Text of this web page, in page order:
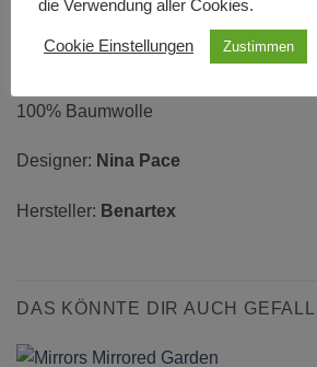
PRODUKTSICHERHEIT
100% Baumwolle
Designer: Nina Pace
Hersteller: Benartex
DAS KÖNNTE DIR AUCH
die Verwendung aller Cookies.
Cookie Einstellungen Zustimmen